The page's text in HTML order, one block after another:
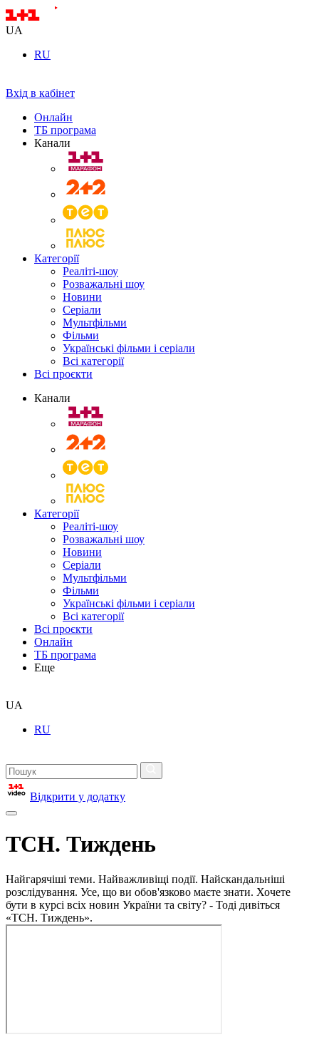
UA
RU
Вхід в кабінет
Онлайн
ТБ програма
Канали
Категорії
Реаліті-шоу
Розважальні шоу
Новини
Серіали
Мультфільми
Фільми
Українські фільми і серіали
Всі категорії
Всі проєкти
Канали
Категорії
Реаліті-шоу
Розважальні шоу
Новини
Серіали
Мультфільми
Фільми
Українські фільми і серіали
Всі категорії
Всі проєкти
Онлайн
ТБ програма
Еще
UA
RU
Відкрити у додатку
ТСН. Тиждень
Найгарячіші теми. Найважливіщі події. Найскандальніші
розслідування. Усе, що ви обов'язково маєте знати. Хочете
бути в курсі всіх новин України та світу? - Тоді дивіться
«ТСН. Тиждень».